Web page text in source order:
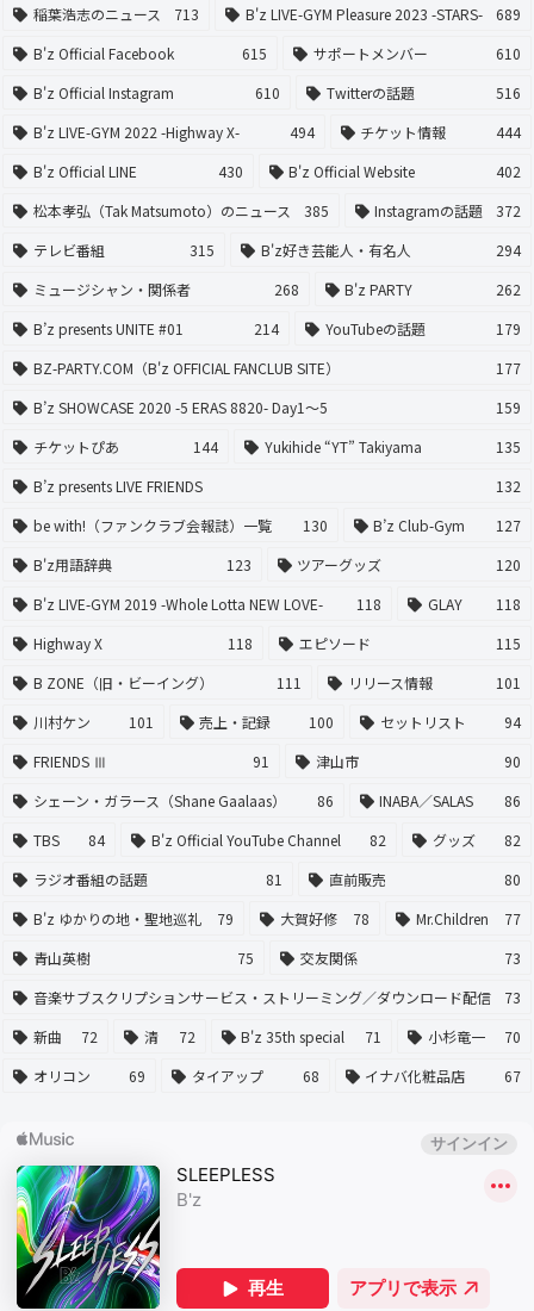
稲葉浩志のニュース
713 B'z LIVE-GYM Pleasure 2023 -STARS-
689
B'z Official Facebook
615 サポートメンバー
610
B'z Official Instagram
610 Twitterの話題
516
B'z LIVE-GYM 2022 -Highway X-
494 チケット情報
444
B'z Official LINE
430 B'z Official Website
402
松本孝弘（Tak Matsumoto）のニュース
385 Instagramの話題
372
テレビ番組
315 B'z好き芸能人・有名人
294
ミュージシャン・関係者
268 B'z PARTY
262
B’z presents UNITE #01
214 YouTubeの話題
179
BZ-PARTY.COM（B'z OFFICIAL FANCLUB SITE）
177
B’z SHOWCASE 2020 -5 ERAS 8820- Day1〜5
159
チケットぴあ
144 Yukihide “YT” Takiyama
135
B’z presents LIVE FRIENDS
132
be with!（ファンクラブ会報誌）一覧
130 B’z Club-Gym
127
B'z用語辞典
123 ツアーグッズ
120
B'z LIVE-GYM 2019 -Whole Lotta NEW LOVE-
118 GLAY
118
Highway X
118 エピソード
115
B ZONE（旧・ビーイング）
111 リリース情報
101
川村ケン
101 売上・記録 100 セットリスト
94
FRIENDS Ⅲ
91 津山市
90
シェーン・ガラース（Shane Gaalaas）
86 INABA／SALAS
86
TBS
84 B'z Official YouTube Channel 82 グッズ
82
ラジオ番組の話題
81 直前販売
80
B'z ゆかりの地・聖地巡礼
79 大賀好修 78 Mr.Children
77
青山英樹
75 交友関係
73
音楽サブスクリプションサービス・ストリーミング／ダウンロード配信
73
新曲
72 清 72 B'z 35th special 71 小杉竜一
70
オリコン
69 タイアップ 68 イナバ化粧品店 67